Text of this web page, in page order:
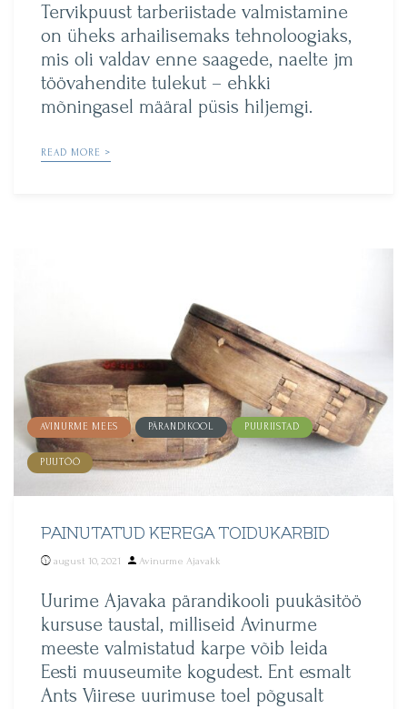
Tervikpuust tarberiistade valmistamine
on üheks arhailisemaks tehnoloogiaks,
mis oli valdav enne saagede, naelte jm
töövahendite tulekut – ehkki
mõningasel määral püsis hiljemgi.
READ MORE >
AVINURME MEES PÄRANDIKOOL PUURIISTAD
PUUTÖÖ
PAINUTATUD KEREGA TOIDUKARBID
august 10, 2021
Posted
Avinurme Ajavakk
Uurime Ajavaka pärandikooli puukäsitöö
kursuse taustal, milliseid Avinurme
meeste valmistatud karpe võib leida
Eesti muuseumite kogudest. Ent esmalt
Ants Viirese uurimuse toel põgusalt